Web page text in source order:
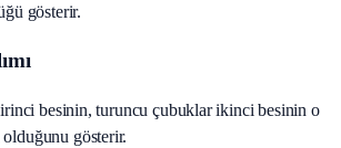
gösterir.
besinin, turuncu çubuklar ikinci besinin o
gösterir.